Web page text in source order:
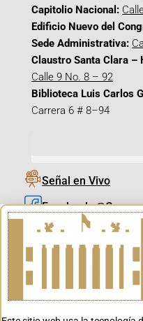
Capitolio Nacional:
Edificio Nuevo del
Sede Administrativa:
Claustro Santa Clara –
Calle 9 No. 8 – 92
Biblioteca Luis Carlos
Carrera 6 # 8–94
Señal en Vivo